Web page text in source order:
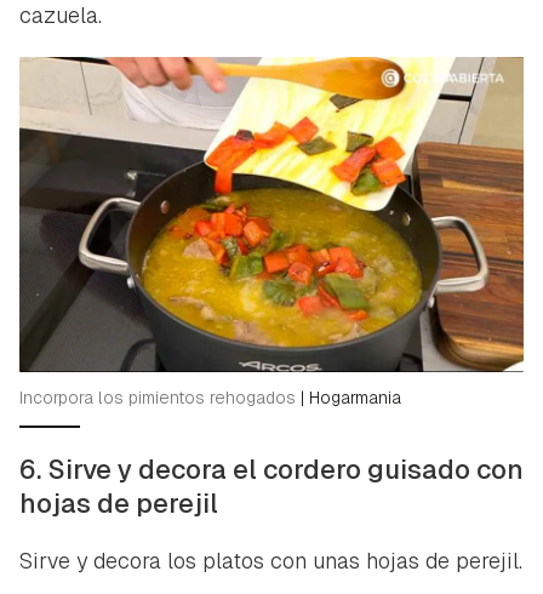
cazuela.
Incorpora los pimientos rehogados | Hogarmania
6. Sirve y decora el cordero guisado con
hojas de perejil
Sirve y decora los platos con unas hojas de perejil.